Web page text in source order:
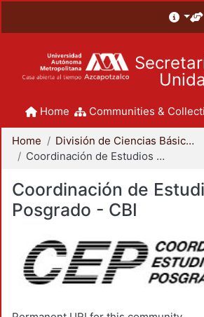
Home Communities &
Home
División de Ciencias Básicas e Ingeniería
Coordinación de Estudios de Posgrado - CBI
Coordinación de
Posgrado - CBI